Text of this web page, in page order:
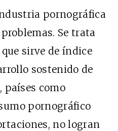
pornográfica
Se trata
sirve de índice
sostenido de
países como
pornográfico
no logran